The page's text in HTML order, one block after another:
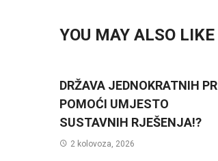
YOU MAY ALSO LIKE
DRŽAVA JEDNOKRATNIH PR
POMOĆI UMJESTO
SUSTAVNIH RJEŠENJA!?
2 kolovoza, 2026